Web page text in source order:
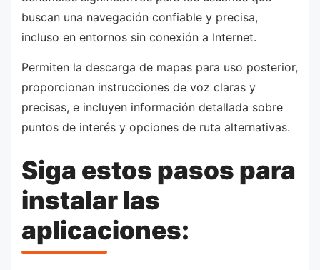
buscan una navegación confiable y precisa,
incluso en entornos sin conexión a Internet.
Permiten la descarga de mapas para uso posterior,
proporcionan instrucciones de voz claras y
precisas, e incluyen información detallada sobre
puntos de interés y opciones de ruta alternativas.
Siga estos pasos para
instalar las
aplicaciones: